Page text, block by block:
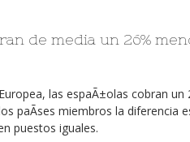
de media un 26%
las espaÃ±olas cobran
paÃ­ses miembros la diferencia
puestos iguales.